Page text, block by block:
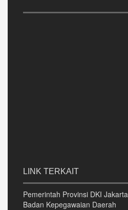
LINK TERKAIT
Pemerintah Provinsi DKI Jakarta
Badan Kepegawaian Daerah